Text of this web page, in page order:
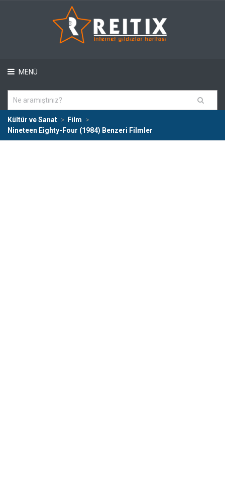
MENÜ
Kültür ve Sanat
Film
Nineteen Eighty-Four (1984) Benzeri Filmler